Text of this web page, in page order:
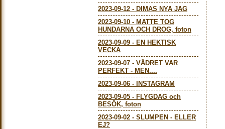
2023-09-12 - DIMAS NYA JAG
2023-09-10 - MATTE TOG
HUNDARNA OCH DROG, foton
2023-09-09 - EN HEKTISK
VECKA
2023-09-07 - VÄDRET VAR
PERFEKT - MEN....
2023-09-06 -
INSTAGRAM
2023-09-05 - FLYGDAG och
BESÖK, foton
2023-09-02 - SLUMPEN - ELLER
EJ?